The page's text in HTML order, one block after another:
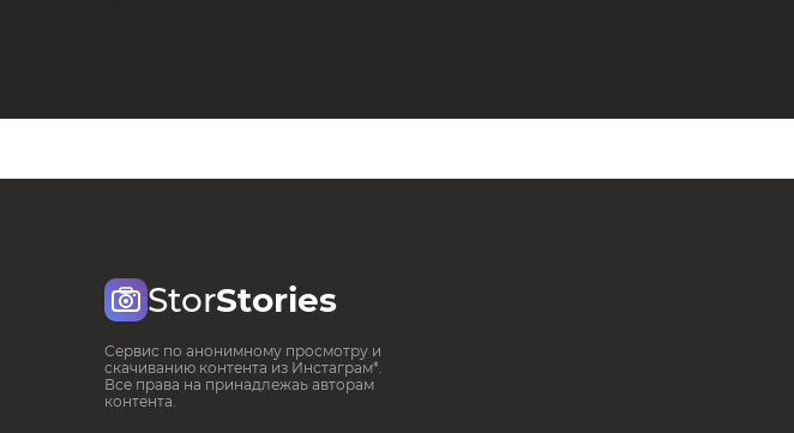
StorStories
Сервис по анонимному просмотру и
скачиванию контента из Инстаграм*.
Все права на принадлежаь авторам
контента.